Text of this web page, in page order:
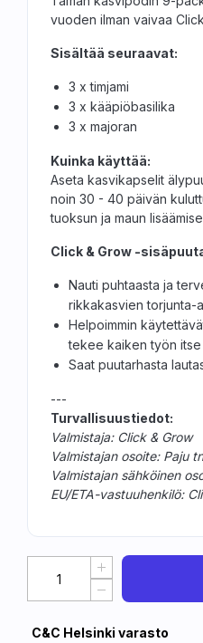
vuoden ilman vaivaa
Sisältää seuraavat:
3 x timjami
3 x kääpiöbasilika
3 x majoran
Kuinka käyttää:
Aseta kasvikapselit
noin 30 - 40 päivän
tuoksun ja maun
Click & Grow -
Nauti puhtaasta ja
rikkakasvien torjunta-
Helpoimmin
tekee kaiken työn itse
Saat puutarhasta
---
Turvallisuustiedot:
Valmistaja: Click & Grow
Valmistajan osoite: Paju
Valmistajan sähköinen
EU/ETA-vastuuhenkilö:
C&C Helsinki varasto